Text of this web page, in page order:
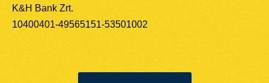
K&H Bank Zrt.
10400401-49565151-53501002